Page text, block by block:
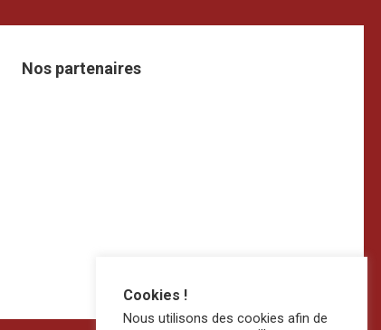
Nos partenaires
Cookies !
Nous utilisons des cookies afin de